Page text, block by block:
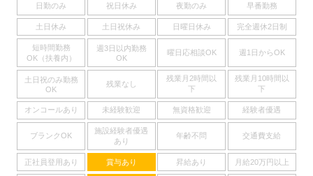
日勤のみ 祝日休み 夜勤のみ 早番勤務
土日休み 土日祝休み 日曜日休み 完全週休2日制
短時間勤務
OK（扶養内）
週3日以内勤務
OK
曜日応相談OK 週1日からOK
土日祝のみ勤務
OK
残業なし
残業月2時間以
下
残業月10時間以
下
オンコールあり 未経験歓迎 無資格歓迎 経験者優遇
ブランクOK
施設経験者優遇
あり
年齢不問 交通費支給
正社員登用あり 賞与あり 昇給あり 月給20万円以上